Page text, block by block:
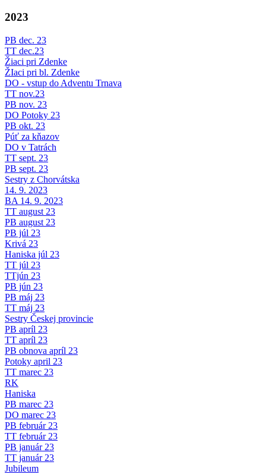
2023
PB dec. 23
TT dec.23
Žiaci pri Zdenke
ŽIaci pri bl. Zdenke
DO - vstup do Adventu Trnava
TT nov.23
PB nov. 23
DO Potoky 23
PB okt. 23
Púť za kňazov
DO v Tatrách
TT sept. 23
PB sept. 23
Sestry z Chorvátska
14. 9. 2023
BA 14. 9. 2023
TT august 23
PB august 23
PB júl 23
Krivá 23
Haniska júl 23
TT júl 23
TTjún 23
PB jún 23
PB máj 23
TT máj 23
Sestry Českej provincie
PB apríl 23
TT apríl 23
PB obnova apríl 23
Potoky april 23
TT marec 23
RK
Haniska
PB marec 23
DO marec 23
PB február 23
TT február 23
PB január 23
TT január 23
Jubileum